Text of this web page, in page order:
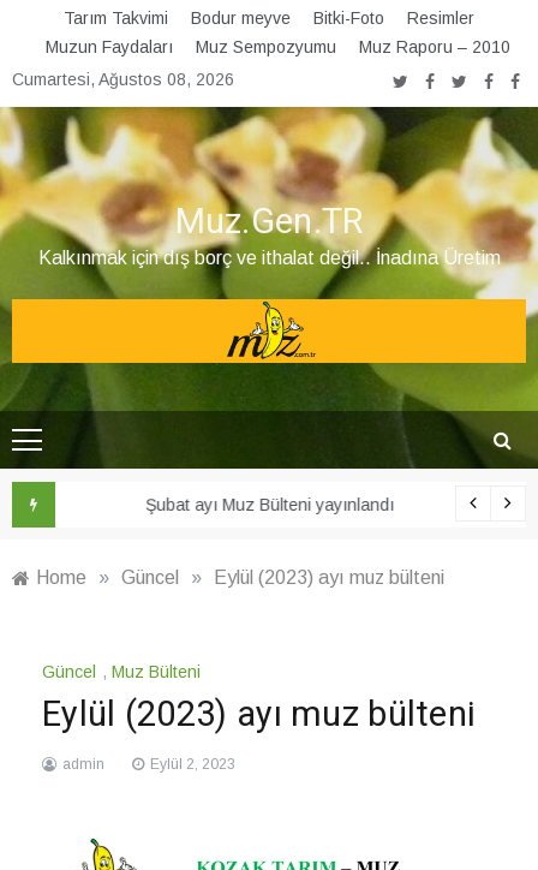
content
Tarım Takvimi Bodur meyve Bitki-Foto
Resimler
Muzun Faydaları
Muz Sempozyumu
Muz Raporu – 2010
Cumartesi, Ağustos 08, 2026
Muz.Gen.TR
Kalkınmak için dış borç ve ithalat değil.. İnadına Üretim
Şubat ayı Muz Bülteni yayınlandı
Home » Güncel » Eylül (2023) ayı muz bülteni
Güncel , Muz Bülteni
Eylül (2023) ayı muz bülteni
admin Eylül 2, 2023